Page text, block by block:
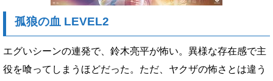
孤狼の血 LEVEL2
エグいシーンの連発で、鈴木亮平が怖い。異様な存在感で主
役を喰ってしまうほどだった。ただ、ヤクザの怖さとは違う